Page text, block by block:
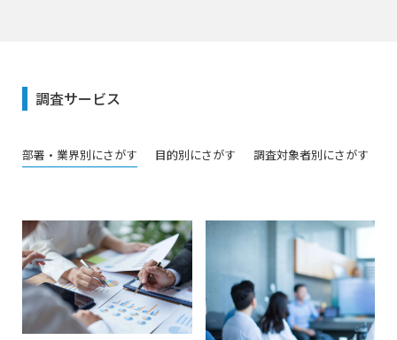
調査サービス
部署・業界別にさがす 目的別にさがす 調査対象者別にさがす